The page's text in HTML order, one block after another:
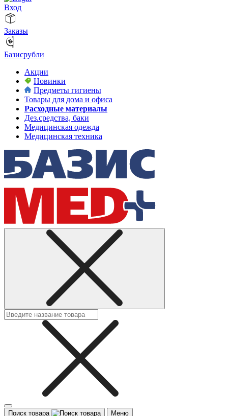
Вход
Заказы
Базисрубли
Акции
Новинки
Предметы гигиены
Товары для дома и офиса
Расходные материалы
Дез.средства, баки
Медицинская одежда
Медицинская техника
Поиск товара Меню